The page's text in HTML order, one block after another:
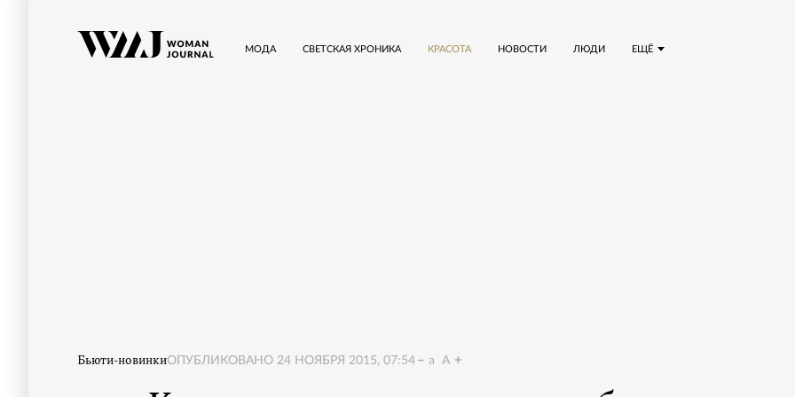
ЕЩЁ
МОДА СВЕТСКАЯ ХРОНИКА КРАСОТА НОВОСТИ ЛЮДИ
Бьюти-новинкиОПУБЛИКОВАНО 24 НОЯБРЯ 2015, 07:54 a A